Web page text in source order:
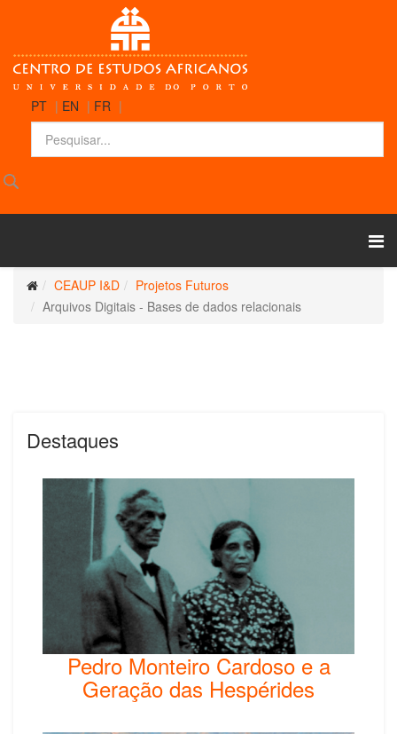
PT | EN | FR |
CEAUP I&D
Projetos Futuros
Arquivos Digitais - Bases de dados relacionais
Destaques
Pedro Monteiro Cardoso e a
Geração das Hespérides